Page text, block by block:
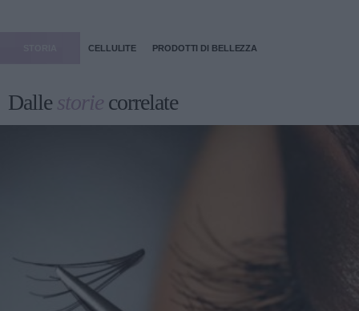
CELLULITE PRODOTTI DI BELLEZZA
Dallestorie correlate